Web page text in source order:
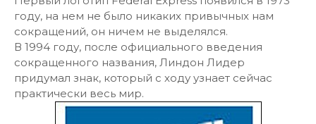
году, на нем не было никаких привычных нам
сокращений, он ничем не выделялся.
В 1994 году, после официального введения
сокращенного названия, Линдон Лидер
придумал знак, который с ходу узнает сейчас
практически весь мир.